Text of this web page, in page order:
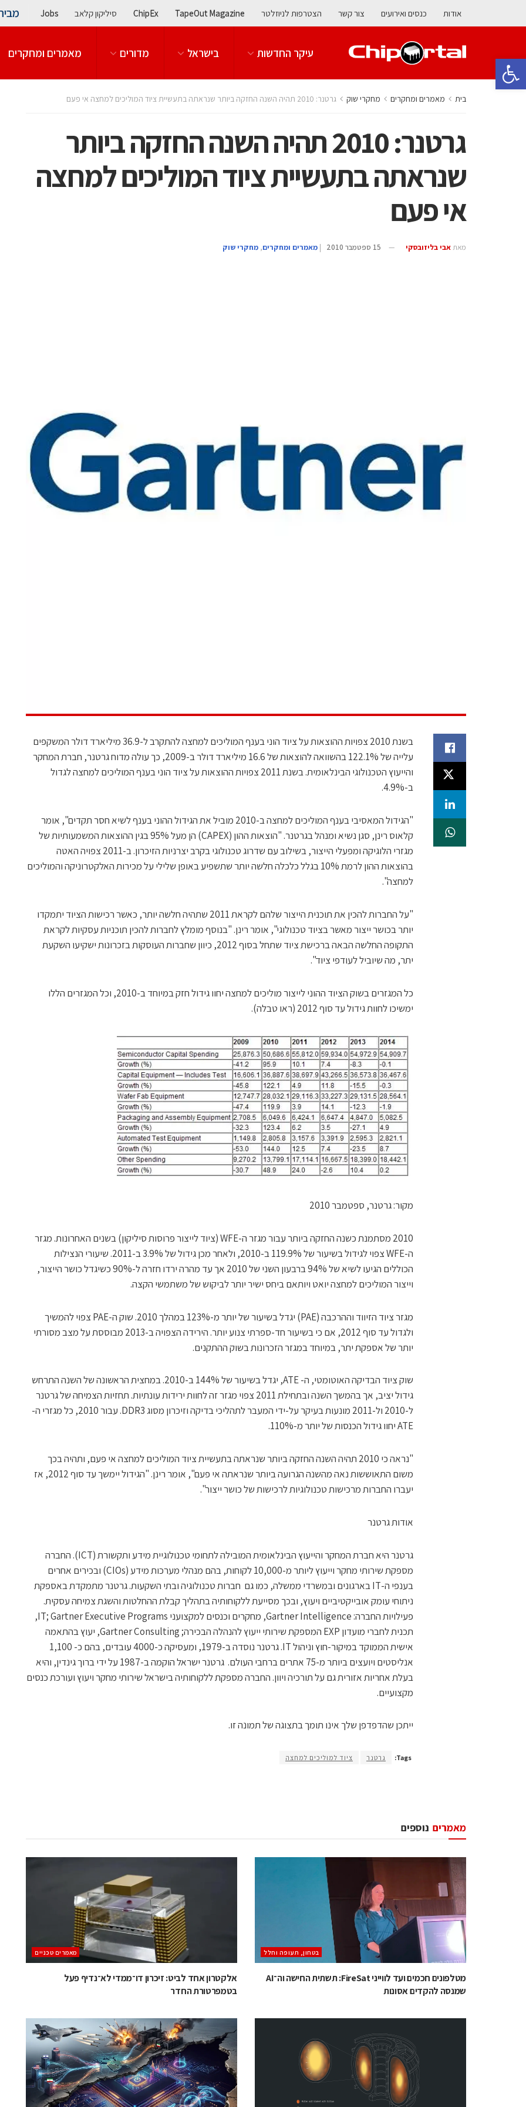
פתח סרגל נגישות
אודות כנסים ואירועים צור קשר הצטרפות לניוזלטר TapeOut Magazine
ChipEx סיליקון קלאב Jobs
עיקר החדשות בישראל מדורים מאמרים ומחקרים
בית מאמרים ומחקרים מחקרי שוק גרטנר: 2010 תהיה השנה החזקה ביותר שנראתה בתעשיית ציוד המוליכים למחצה אי פעם
גרטנר: 2010 תהיה השנה החזקה ביותר
שנראתה בתעשיית ציוד המוליכים למחצה
אי פעם
מאת אבי בליזובסקי 15 ספטמבר 2010 | מאמרים ומחקרים, מחקרי שוק
בשנת 2010 צפויות ההוצאות על ציוד הוני בענף המוליכים למחצה להתקרב ל-36.9 מיליארד דולר המשקפים
עלייה של 122.1% בהשוואה להוצאות של 16.6 מיליארד דולר ב-2009, כך עולה מדוח גרטנר, חברת המחקר
והייעוץ הטכנולוגי הבינלאומית. בשנת 2011 צפויות ההוצאות על ציוד הוני בענף המוליכים למחצה לגדול
ב-4.9%.
"הגידול המאסיבי בענף המוליכים למחצה ב-2010 מוביל את הגידול ההוני בענף לשיא חסר תקדים", אומר
קלאוס רינן, סגן נשיא ומנהל בגרטנר. "הוצאות ההון (CAPEX) הן מעל 95% בגין ההוצאות המשמעותיות של
מגזרי הלוגיקה ומפעלי הייצור, בשילוב עם שדרוג טכנולוגי בקרב יצרניות הזיכרון. ב-2011 צפויה האטה
בהוצאות ההון לרמת 10% בגלל כלכלה חלשה יותר שתשפיע באופן שלילי על מכירות האלקטרוניקה והמוליכים
למחצה".
"על החברות להכין את תוכנית הייצור שלהם לקראת 2011 שתהיה חלשה יותר, כאשר רכישות הציוד יתמקדו
יותר בכושר ייצור מאשר בציוד טכנולוגי", אומר רינן. "בנוסף מומלץ לחברות להכין תוכניות עסקיות לקראת
התקופה החלשה הבאה ברכישת ציוד שתחל בסוף 2012, כיוון שחברות העוסקות בזכרונות ישקיעו השקעת
יתר, מה שיוביל לעודפי ציוד".
כל המגזרים בשוק הציוד ההוני לייצור מוליכים למחצה יחוו גידול חזק במיוחד ב-2010, וכל המגזרים הללו
ימשיכו לחוות גידול עד סוף 2012 (ראו טבלה).
מקור: גרטנר, ספטמבר 2010
2010 מסתמנת כשנה החזקה ביותר עבור מגזר ה-WFE (ציוד לייצור פרוסות סיליקון) בשנים האחרונות. מגזר
ה-WFE צפוי לגידול בשיעור של 119.9% ב-2010, ולאחר מכן גידול של 3.9% ב-2011. שיעורי הנצילות
הכוללים הגיעו לשיא של 94% ברבעון השני של 2010 אך עד מהרה ירדו חזרה ל-90% כשיגדל כושר הייצור,
וייצור המוליכים למחצה יואט ויותאם ביחס ישיר יותר לביקוש של משתמשי הקצה.
מגזר ציוד הזיווד וההרכבה (PAE) יגדל בשיעור של יותר מ-123% במהלך 2010. שוק ה-PAE צפוי להמשיך
ולגדול עד סוף 2012, אם כי בשיעור חד-ספרתי צנוע יותר. הירידה הצפויה ב-2013 מבוססת על מצב מסורתי
יותר של אספקת יתר, במיוחד במגזר הזכרונות בשוק ההתקנים.
שוק ציוד הבדיקה האוטומטי, ה- ATE, יגדל בשיעור של 144% ב-2010. במחצית הראשונה של השנה התרחש
גידול יציב, אך בהמשך השנה ובתחילת 2011 צפוי מגזר זה לחוות ירידות עונתיות. תחזיות הצמיחה של גרטנר
ל-2010 ול-2011 מונעות בעיקר על-ידי המעבר לתהליכי בדיקה וזיכרון מסוג DDR3. עבור 2010, כל מגזרי ה-
ATE יחוו גידול הכנסות של יותר מ-110%.
"נראה כי 2010 תהיה השנה החזקה ביותר שנראתה בתעשיית ציוד המוליכים למחצה אי פעם, ותהיה בכך
משום התאוששות נאה מהשנה הגרועה ביותר שנראתה אי פעם", אומר רינן. "הגידול יימשך עד סוף 2012, אז
יעברו החברות מרכישות טכנולוגיות לרכישות של כושר ייצור".
אודות גרטנר
גרטנר היא חברת המחקר והייעוץ הבינלאומית המובילה לתחומי טכנולוגיית מידע ותקשורת (ICT). החברה
מספקת שירותי מחקר וייעוץ ליותר מ-10,000 לקוחות, בהם מנהלי מערכות מידע (CIOs) ובכירים אחרים
בענפי ה-IT בארגונים ובמשרדי ממשלה, כמו גם חברות טכנולוגיה ובתי השקעות. גרטנר מתמקדת באספקת
ניתוחי עומק אובייקטיביים ויעוץ, ובכך מסייעת ללקוחותיה בתהליך קבלת ההחלטות והשגת צמיחה עסקית.
פעילויות החברה: Gartner Intelligence, מחקרים וכנסים למקצועני IT; Gartner Executive Programs,
תכנית לחברי מועדון EXP המספקת שירותי ייעוץ להנהלה הבכירה; Gartner Consulting, יעוץ בהתאמה
אישית הממוקד במיקור-חוץ וניהול IT. גרטנר נוסדה ב-1979, ומעסיקה כ-4000 עובדים, בהם כ- 1,100
אנליסטים ויועצים ביותר מ-75 אתרים ברחבי העולם. גרטנר ישראל הוקמה ב-1987 על ידי ברוך גינדין, והיא
בעלת אחריות אזורית גם על תורכיה ויוון. החברה מספקת ללקוחותיה בישראל שירותי מחקר ויעוץ ועורכת כנסים
מקצועיים.
ייתכן שהדפדפן שלך אינו תומך בתצוגה של תמונה זו.
Tags: גרטנר ציוד למוליכים למחצה
נוספים מאמרים
בטחון, תעופה וחלל
מטלפונים חכמים ועד לווייני FireSat: תשתית החישה וה־AI
שמנסה להקדים אסונות
מאמרים טכניים
אלקטרון אחד לביט: זיכרון דו־ממדי לא־נדיף פעל
בטמפרטורת החדר